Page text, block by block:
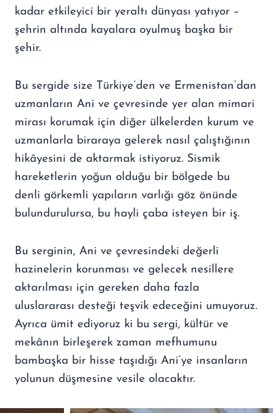
kadar etkileyici bir yeraltı dünyası yatıyor –
şehrin altında kayalara oyulmuş başka bir
şehir.
Bu sergide size Türkiye’den ve Ermenistan’dan
uzmanların Ani ve çevresinde yer alan mimari
mirası korumak için diğer ülkelerden kurum ve
uzmanlarla biraraya gelerek nasıl çalıştığının
hikâyesini de aktarmak istiyoruz. Sismik
hareketlerin yoğun olduğu bir bölgede bu
denli görkemli yapıların varlığı göz önünde
bulundurulursa, bu hayli çaba isteyen bir iş.
Bu serginin, Ani ve çevresindeki değerli
hazinelerin korunması ve gelecek nesillere
aktarılması için gereken daha fazla
uluslararası desteği teşvik edeceğini umuyoruz.
Ayrıca ümit ediyoruz ki bu sergi, kültür ve
mekânın birleşerek zaman mefhumunu
bambaşka bir hisse taşıdığı Ani’ye insanların
yolunun düşmesine vesile olacaktır.